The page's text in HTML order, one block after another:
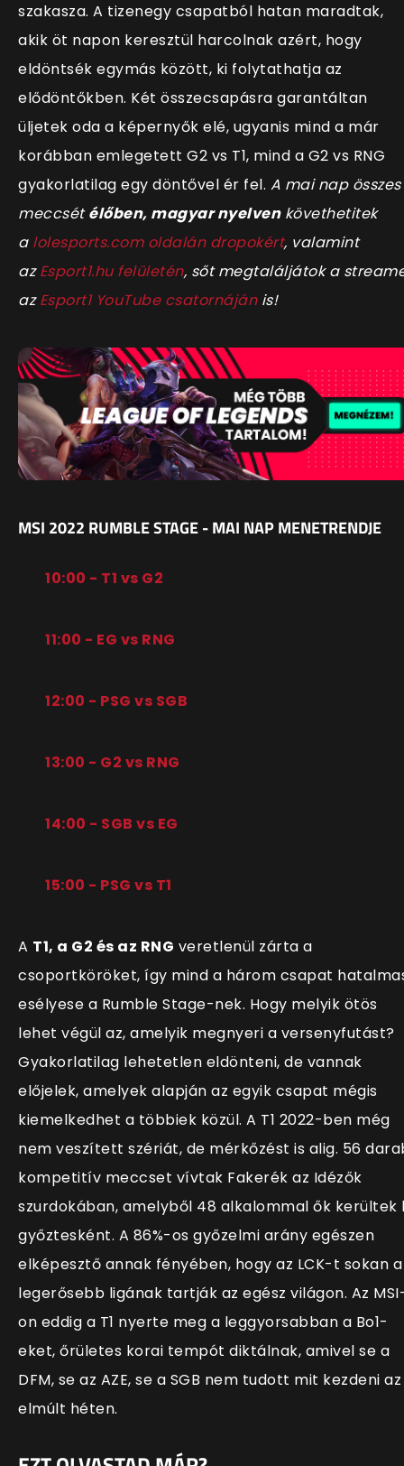
szakasza. A tizenegy csapatból hatan maradtak,
akik öt napon keresztül harcolnak azért, hogy
eldöntsék egymás között, ki folytathatja az
elődöntőkben. Két összecsapásra garantáltan
üljetek oda a képernyők elé, ugyanis mind a már
korábban emlegetett G2 vs T1, mind a G2 vs RNG
gyakorlatilag egy döntővel ér fel. A mai nap összes
meccsétélőben, magyar nyelvenkövethetitek
a lolesports.com oldalán dropokért, valamint
azEsport1.hu felületén, sőt megtaláljátok a
azEsport1 YouTube csatornájánis!
MSI 2022 RUMBLE STAGE - MAI NAP MENETRENDJE
10:00 - T1 vs G2
11:00 - EG vs RNG
12:00 - PSG vs SGB
13:00 - G2 vs RNG
14:00 - SGB vs EG
15:00 - PSG vs T1
A T1, a G2 és az RNG veretlenül zárta a
csoportköröket, így mind a három csapat
esélyese a Rumble Stage-nek. Hogy melyik ötös
lehet végül az, amelyik megnyeri a versenyfutást?
Gyakorlatilag lehetetlen eldönteni, de vannak
előjelek, amelyek alapján az egyik csapat mégis
kiemelkedhet a többiek közül. A T1 2022-ben még
nem veszített szériát, de mérkőzést is alig. 56
kompetitív meccset vívtak Fakerék az Idézők
szurdokában, amelyből 48 alkalommal ők kerültek
győztesként. A 86%-os győzelmi arány egészen
elképesztő annak fényében, hogy az LCK-t sokan a
legerősebb ligának tartják az egész világon. Az
on eddig a T1 nyerte meg a leggyorsabban a Bo1-
eket, őrületes korai tempót diktálnak, amivel se a
DFM, se az AZE, se a SGB nem tudott mit kezdeni az
elmúlt héten.